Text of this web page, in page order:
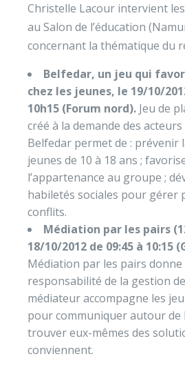
Christelle Lacour intervient
au Salon de l’éducation
concernant la thématique du
Belfedar, un jeu qui
chez les jeunes, le 19/10/
10h15 (Forum nord). Jeu de
créé à la demande des
Belfedar permet de : prévenir
jeunes de 10 à 18 ans ;
l’appartenance au groupe ;
habiletés sociales pour gérer
conflits.
Médiation par les pairs
18/10/2012 de 09:45 à 10:15
Médiation par les pairs donne
responsabilité de la gestion
médiateur accompagne les
pour communiquer autour
trouver eux-mêmes des
conviennent.